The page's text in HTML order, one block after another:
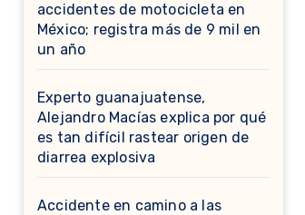
accidentes de motocicleta en
México; registra más de 9 mil en
un año
Experto guanajuatense,
Alejandro Macías explica por qué
es tan difícil rastear origen de
diarrea explosiva
Accidente en camino a las